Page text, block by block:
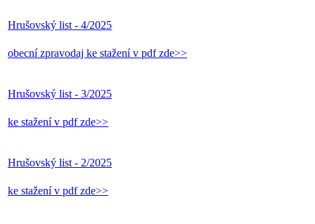
Hrušovský list - 4/2025
obecní zpravodaj ke stažení v pdf zde>>
Hrušovský list - 3/2025
ke stažení v pdf zde>>
Hrušovský list - 2/2025
ke stažení v pdf zde>>